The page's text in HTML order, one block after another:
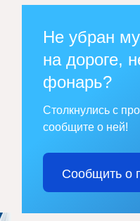
Не убран
на дороге,
фонарь?
Столкнулись с
сообщите о ней!
Сообщить о